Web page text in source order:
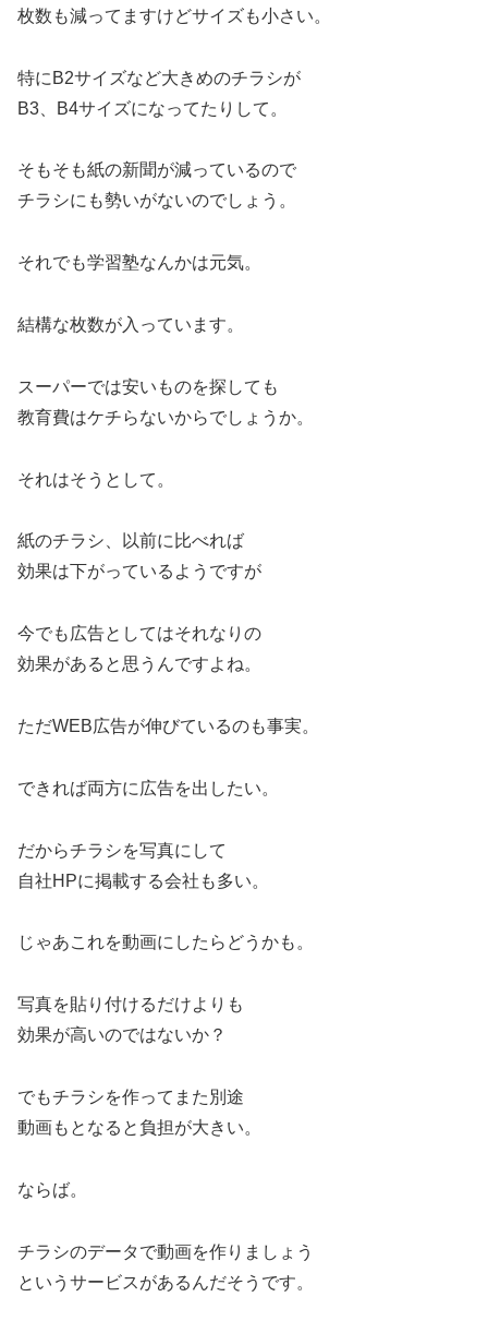
枚数も減ってますけどサイズも小さい。
特にB2サイズなど大きめのチラシが
B3、B4サイズになってたりして。
そもそも紙の新聞が減っているので
チラシにも勢いがないのでしょう。
それでも学習塾なんかは元気。
結構な枚数が入っています。
スーパーでは安いものを探しても
教育費はケチらないからでしょうか。
それはそうとして。
紙のチラシ、以前に比べれば
効果は下がっているようですが
今でも広告としてはそれなりの
効果があると思うんですよね。
ただWEB広告が伸びているのも事実。
できれば両方に広告を出したい。
だからチラシを写真にして
自社HPに掲載する会社も多い。
じゃあこれを動画にしたらどうかも。
写真を貼り付けるだけよりも
効果が高いのではないか？
でもチラシを作ってまた別途
動画もとなると負担が大きい。
ならば。
チラシのデータで動画を作りましょう
というサービスがあるんだそうです。